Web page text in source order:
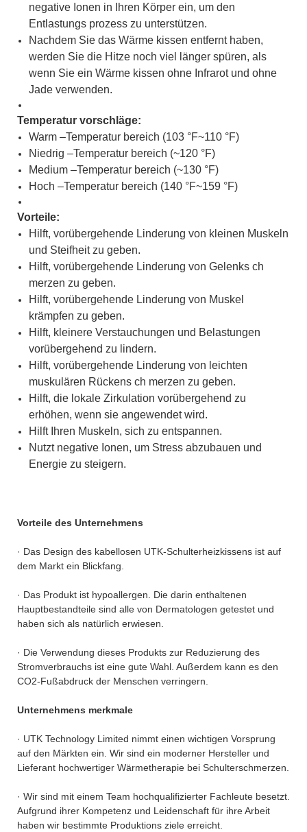
negative Ionen in Ihren Körper ein, um den
Entlastungs prozess zu unterstützen.
Nachdem Sie das Wärme kissen entfernt haben,
werden Sie die Hitze noch viel länger spüren, als
wenn Sie ein Wärme kissen ohne Infrarot und ohne
Jade verwenden.
Temperatur vorschläge:
Warm –Temperatur bereich (103 °F~110 °F)
Niedrig –Temperatur bereich (~120 °F)
Medium –Temperatur bereich (~130 °F)
Hoch –Temperatur bereich (140 °F~159 °F)
Vorteile:
Hilft, vorübergehende Linderung von kleinen Muskeln
und Steifheit zu geben.
Hilft, vorübergehende Linderung von Gelenks ch
merzen zu geben.
Hilft, vorübergehende Linderung von Muskel
krämpfen zu geben.
Hilft, kleinere Verstauchungen und Belastungen
vorübergehend zu lindern.
Hilft, vorübergehende Linderung von leichten
muskulären Rückens ch merzen zu geben.
Hilft, die lokale Zirkulation vorübergehend zu
erhöhen, wenn sie angewendet wird.
Hilft Ihren Muskeln, sich zu entspannen.
Nutzt negative Ionen, um Stress abzubauen und
Energie zu steigern.
Vorteile des Unternehmens
· Das Design des kabellosen UTK-Schulterheizkissens ist auf
dem Markt ein Blickfang.
· Das Produkt ist hypoallergen. Die darin enthaltenen
Hauptbestandteile sind alle von Dermatologen getestet und
haben sich als natürlich erwiesen.
· Die Verwendung dieses Produkts zur Reduzierung des
Stromverbrauchs ist eine gute Wahl. Außerdem kann es den
CO2-Fußabdruck der Menschen verringern.
Unternehmens merkmale
· UTK Technology Limited nimmt einen wichtigen Vorsprung
auf den Märkten ein. Wir sind ein moderner Hersteller und
Lieferant hochwertiger Wärmetherapie bei Schulterschmerzen.
· Wir sind mit einem Team hochqualifizierter Fachleute besetzt.
Aufgrund ihrer Kompetenz und Leidenschaft für ihre Arbeit
haben wir bestimmte Produktions ziele erreicht.